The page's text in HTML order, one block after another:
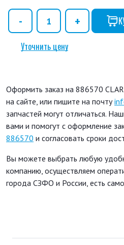
Уточнить цену
Оформить заказ на 886570
на сайте, или пишите на почту
запчастей могут отличаться.
вами и помогут с оформление
886570 и согласовать сроки
Вы можете выбрать любую
компанию, осуществляем
города СЗФО и России, есть